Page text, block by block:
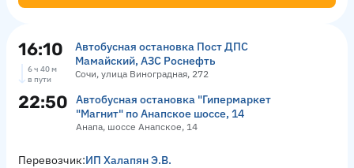
16:10
Автобусная остановка Пост ДПС
Мамайский, АЗС Роснефть
Сочи, улица Виноградная, 272
6 ч 40 м
в пути
22:50
Автобусная остановка "Гипермаркет
"Магнит" по Анапское шоссе, 14
Анапа, шоссе Анапское, 14
Перевозчик:ИП Халапян Э.В.